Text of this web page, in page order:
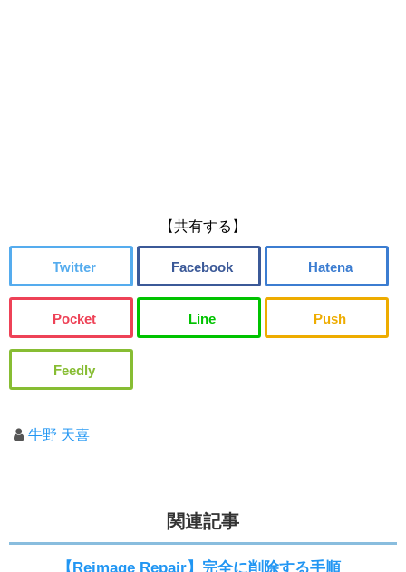
【共有する】
牛野 天喜
関連記事
【Reimage Repair】完全に削除する手順